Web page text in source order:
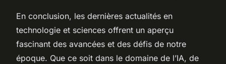
En conclusion, les dernières actualités en
technologie et sciences offrent un aperçu
fascinant des avancées et des défis de notre
époque. Que ce soit dans le domaine de l’IA, de